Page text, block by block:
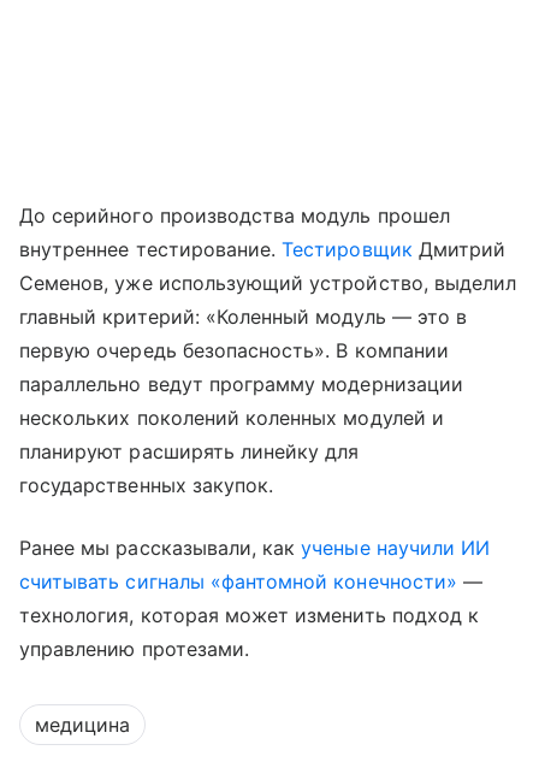
До серийного производства модуль прошел
внутреннее тестирование.Тестировщик Дмитрий
Семенов, уже использующий устройство, выделил
главный критерий: «Коленный модуль — это в
первую очередь безопасность». В компании
параллельно ведут программу модернизации
нескольких поколений коленных модулей и
планируют расширять линейку для
государственных закупок.
Ранее мы рассказывали, какученые научили ИИ
считывать сигналы «фантомной конечности» —
технология, которая может изменить подход к
управлению протезами.
медицина